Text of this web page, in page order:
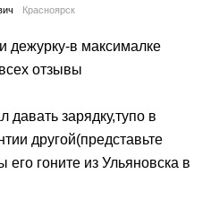
Красноярск
дежурку-в максималке
отзывы
давать зарядку,тупо в
другой(представьте
его гоните из Ульяновска в